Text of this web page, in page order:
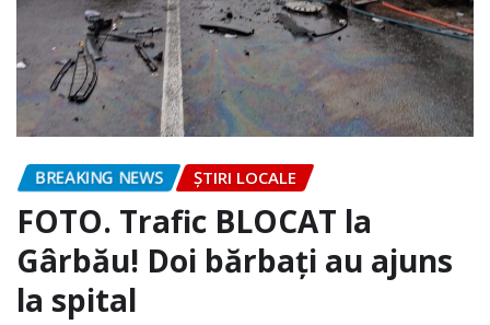
BREAKING NEWS ȘTIRI LOCALE
FOTO. Trafic BLOCAT la
Gârbău! Doi bărbați au ajuns
la spital